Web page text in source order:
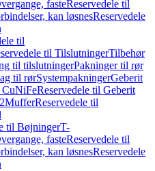
fasteReservedele til
kan løsnesReservedele
til
til TilslutningerTilbehør
til tilslutningerPakninger til rør
til rørSystempakningerGeberit
CuNiFeReservedele til Geberit
MufferReservedele til
til BøjningerT-
fasteReservedele til
kan løsnesReservedele